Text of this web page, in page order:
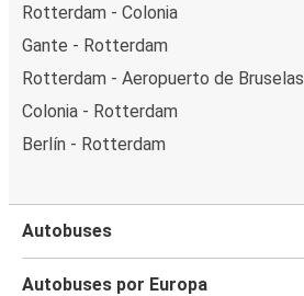
Rotterdam - Colonia
Gante - Rotterdam
Rotterdam - Aeropuerto de Bruselas
Colonia - Rotterdam
Berlín - Rotterdam
Autobuses
Autobuses por Europa